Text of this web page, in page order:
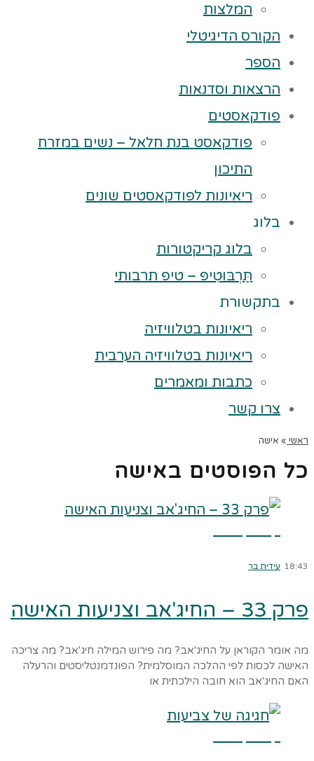
המלצות
הקורס הדיגיטלי
הספר
הרצאות וסדנאות
פודקאסטים
פודקאסט בנת חלאל – נשים במזרח
התיכון
ריאיונות לפודקאסטים שונים
בלוג
בלוג קריקטורות
תַּרְבּוּטִיפּ – טיפ תרבותי
בתקשורת
ריאיונות בטלוויזיה
ריאיונות בטלוויזיה הערבית
כתבות ומאמרים
צרו קשר
ראשי » אישה
כל הפוסטים באישה
18:43 עידית בר
פרק 33 – החיג'אב וצניעות האישה
מה אומר הקוראן על החיג'אב? מה פירוש המילה חיג'אב? מה צריכה
האישה לכסות לפי ההלכה המוסלמית? הפונדמנטליסטים והרעלה
האם החיג'אב הוא חובה הילכתית או